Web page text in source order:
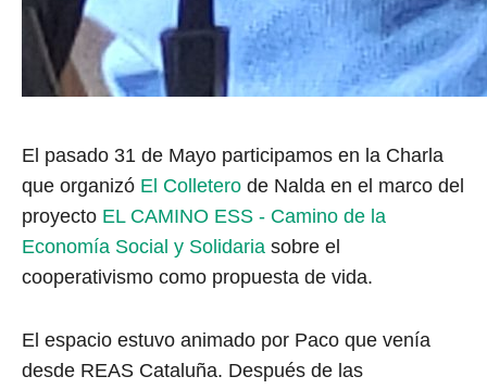
El pasado 31 de Mayo participamos en la Charla
que organizó El Colleterode Nalda en el marco del
proyecto EL CAMINO ESS - Camino de la
Economía Social y Solidariasobre el
cooperativismo como propuesta de vida.
El espacio estuvo animado por Paco que venía
desde REAS Cataluña. Después de las